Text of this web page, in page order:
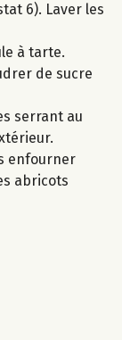
6). Laver les
à tarte.
de sucre
serrant au
enfourner
abricots